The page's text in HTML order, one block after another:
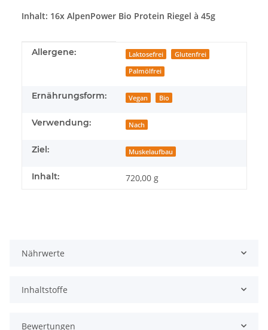
Inhalt: 16x AlpenPower Bio Protein Riegel à 45g
Produkteigenschaft
Wert
Allergene: Laktosefrei Glutenfrei
Palmölfrei
Ernährungsform: Vegan Bio
Verwendung: Nach
Ziel: Muskelaufbau
Inhalt: 720,00 g
Nährwerte
Inhaltstoffe
Bewertungen